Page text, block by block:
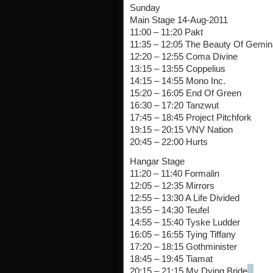
Sunday
Main Stage 14-Aug-2011
11:00 – 11:20 Pakt
11:35 – 12:05 The Beauty Of
12:20 – 12:55 Coma Divine
13:15 – 13:55 Coppelius
14:15 – 14:55 Mono Inc.
15:20 – 16:05 End Of Green
16:30 – 17:20 Tanzwut
17:45 – 18:45 Project Pitchfork
19:15 – 20:15 VNV Nation
20:45 – 22:00 Hurts
Hangar Stage
11:20 – 11:40 Formalin
12:05 – 12:35 Mirrors
12:55 – 13:30 A Life Divided
13:55 – 14:30 Teufel
14:55 – 15:40 Tyske Ludder
16:05 – 16:55 Tying Tiffany
17:20 – 18:15 Gothminister
18:45 – 19:45 Tiamat
20:15 – 21:15 My Dying Bride